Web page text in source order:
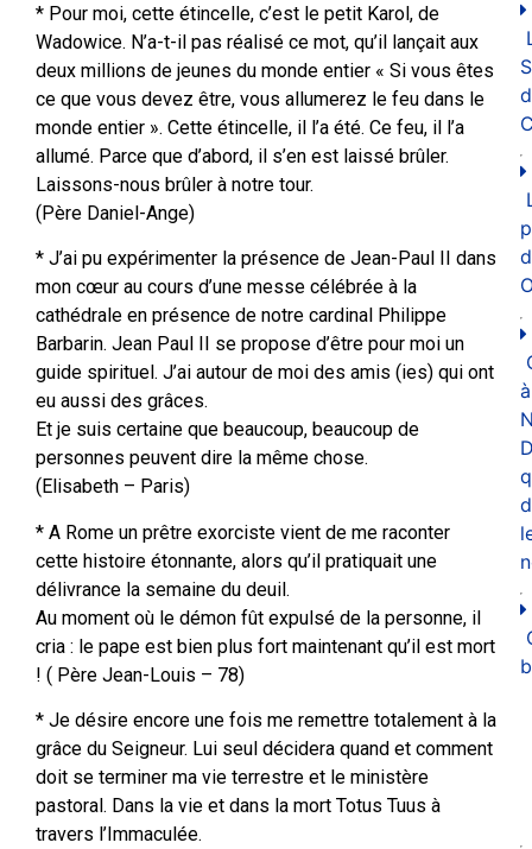
* Pour moi, cette étincelle, c’est le petit Karol, de
Wadowice. N’a-t-il pas réalisé ce mot, qu’il lançait aux
deux millions de jeunes du monde entier « Si vous êtes
ce que vous devez être, vous allumerez le feu dans le
monde entier ». Cette étincelle, il l’a été. Ce feu, il l’a
allumé. Parce que d’abord, il s’en est laissé brûler.
Laissons-nous brûler à notre tour.
(Père Daniel-Ange)
* J’ai pu expérimenter la présence de Jean-Paul II dans
mon cœur au cours d’une messe célébrée à la
cathédrale en présence de notre cardinal Philippe
Barbarin. Jean Paul II se propose d’être pour moi un
guide spirituel. J’ai autour de moi des amis (ies) qui ont
eu aussi des grâces.
Et je suis certaine que beaucoup, beaucoup de
personnes peuvent dire la même chose.
(Elisabeth – Paris)
* A Rome un prêtre exorciste vient de me raconter
cette histoire étonnante, alors qu’il pratiquait une
délivrance la semaine du deuil.
Au moment où le démon fût expulsé de la personne, il
cria : le pape est bien plus fort maintenant qu’il est mort
! ( Père Jean-Louis – 78)
* Je désire encore une fois me remettre totalement à la
grâce du Seigneur. Lui seul décidera quand et comment
doit se terminer ma vie terrestre et le ministère
pastoral. Dans la vie et dans la mort Totus Tuus à
travers l’Immaculée.
à